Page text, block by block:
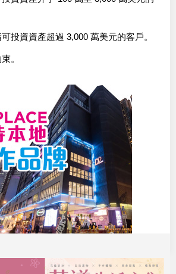
投資資產超過 3,000 萬美元的客戶。
。